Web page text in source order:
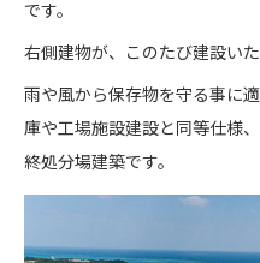
です。
右側建物が、このたび建設い
雨や風から保存物を守る事に
庫や工場施設建設と同等仕様
終処分場建築です。